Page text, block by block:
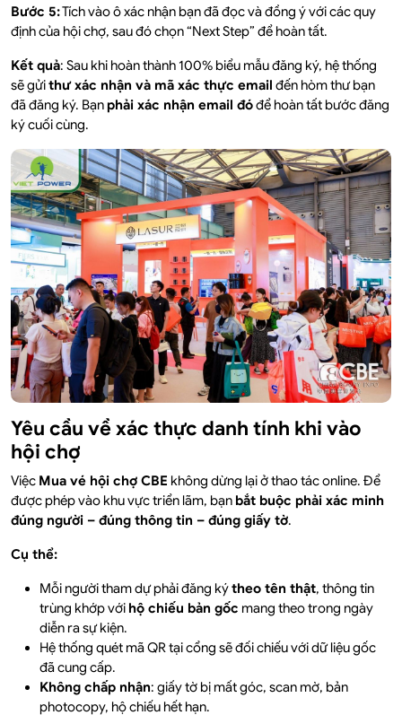
Bước 5:Tích vào ô xác nhận bạn đã đọc và đồng ý với các quy
định của hội chợ, sau đó chọn “Next Step” để hoàn tất.
Kết quả: Sau khi hoàn thành 100% biểu mẫu đăng ký, hệ thống
sẽ gửithư xác nhận và mã xác thực email đến hòm thư bạn
đã đăng ký. Bạnphải xác nhận email đóđể hoàn tất bước đăng
ký cuối cùng.
Yêu cầu về xác thực danh tính khi vào
hội chợ
Việc Mua vé hội chợ CBE không dừng lại ở thao tác online. Để
được phép vào khu vực triển lãm, bạn bắt buộc phải xác minh
đúng người – đúng thông tin – đúng giấy tờ.
Cụ thể:
Mỗi người tham dự phải đăng kýtheo tên thật, thông tin
trùng khớp với hộ chiếu bản gốc mang theo trong ngày
diễn ra sự kiện.
Hệ thống quét mã QR tại cổng sẽ đối chiếu với dữ liệu gốc
đã cung cấp.
Không chấp nhận: giấy tờ bị mất góc, scan mờ, bản
photocopy, hộ chiếu hết hạn.